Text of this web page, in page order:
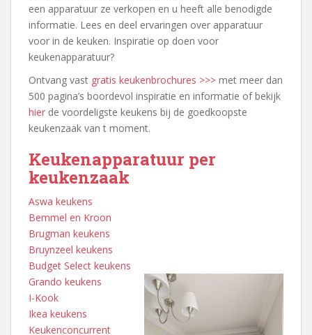
een apparatuur ze verkopen en u heeft alle benodigde
informatie. Lees en deel ervaringen over apparatuur
voor in de keuken. Inspiratie op doen voor
keukenapparatuur?
Ontvang vast gratis keukenbrochures >>> met meer dan
500 pagina’s boordevol inspiratie en informatie of bekijk
hier de voordeligste keukens bij de goedkoopste
keukenzaak van t moment.
Keukenapparatuur per
keukenzaak
Aswa keukens
Bemmel en Kroon
Brugman keukens
Bruynzeel keukens
Budget Select keukens
Grando keukens
I-Kook
Ikea keukens
Keukenconcurrent